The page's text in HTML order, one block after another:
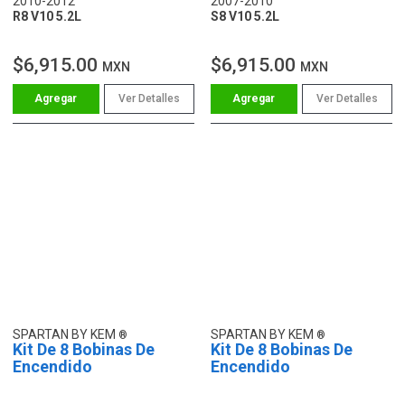
R8 V10 5.2L
$6,915.00 MXN
Ver Detalles
S8 V10 5.2L
$6,915.00 MXN
Ver Detalles
SPARTAN BY KEM
Kit De 8 Bobinas De
Encendido
SPARTAN BY KEM
Kit De 8 Bobinas De
Encendido